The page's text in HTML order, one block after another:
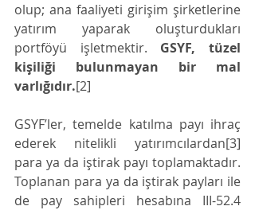
olup; ana faaliyeti girişim şirketlerine
yatırım yaparak oluşturdukları
portföyü işletmektir. GSYF, tüzel
kişiliği bulunmayan bir mal
varlığıdır.[2]
GSYF’ler, temelde katılma payı ihraç
ederek nitelikli yatırımcılardan[3]
para ya da iştirak payı toplamaktadır.
Toplanan para ya da iştirak payları ile
de pay sahipleri hesabına III-52.4